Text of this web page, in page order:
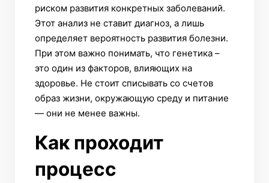
риском развития конкретных заболеваний.
Этот анализ не ставит диагноз, а лишь
определяет вероятность развития болезни.
При этом важно понимать, что генетика –
это один из факторов, влияющих на
здоровье. Не стоит списывать со счетов
образ жизни, окружающую среду и питание
— они не менее важны.
Как проходит
процесс